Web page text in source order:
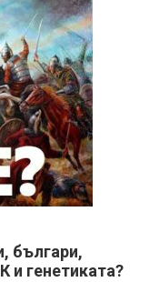
българи,
и генетиката?